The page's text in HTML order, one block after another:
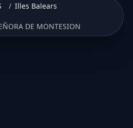
Illes Balears
DE MONTESION